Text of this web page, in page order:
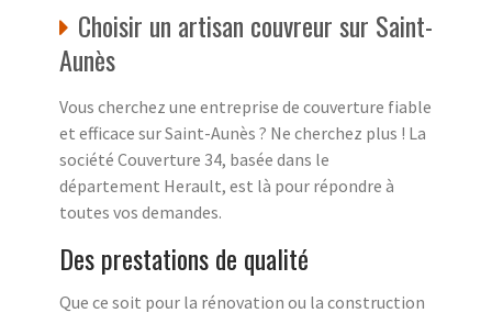
Choisir un artisan couvreur sur Saint-
Aunès
Vous cherchez une entreprise de couverture fiable
et efficace sur Saint-Aunès ? Ne cherchez plus ! La
société Couverture 34, basée dans le
département Herault, est là pour répondre à
toutes vos demandes.
Des prestations de qualité
Que ce soit pour la rénovation ou la construction